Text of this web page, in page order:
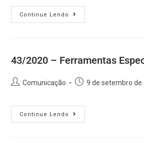
Continue Lendo
43/2020 – Ferramentas
Comunicação 9 de setembro de
Continue Lendo